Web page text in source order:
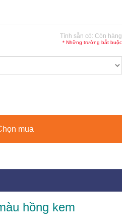
Tính sẵn có: Còn hàng
* Những trường bắt buộc
mua
hồng kem